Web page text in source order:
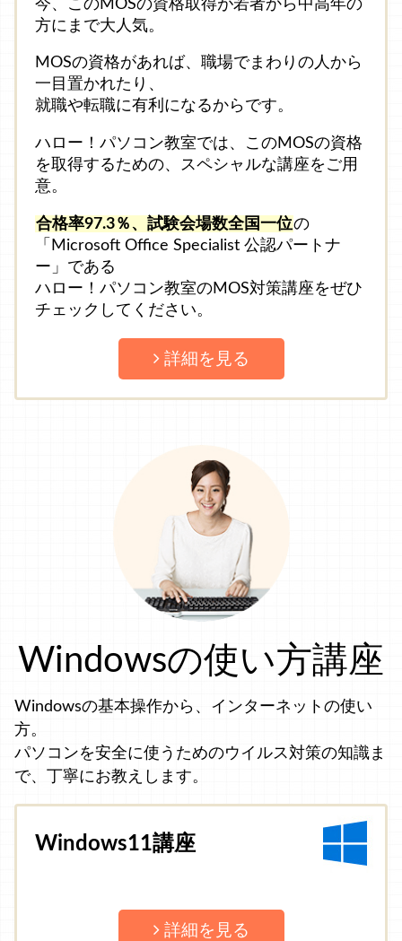
今、このMOSの資格取得が若者から中高年の
方にまで大人気。
MOSの資格があれば、職場でまわりの人から
一目置かれたり、
就職や転職に有利になるからです。
ハロー！パソコン教室では、このMOSの資格
を取得するための、スペシャルな講座をご用
意。
合格率97.3％、試験会場数全国一位の
「Microsoft Office Specialist 公認パートナ
ー」である
ハロー！パソコン教室のMOS対策講座をぜひ
チェックしてください。
詳細を見る
Windowsの使い方講座
Windowsの基本操作から、インターネットの使い
方。
パソコンを安全に使うためのウイルス対策の知識ま
で、丁寧にお教えします。
Windows11講座
詳細を見る